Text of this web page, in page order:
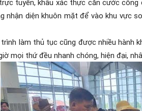
tuyến, khâu xác thực căn cước
nhận diện khuôn mặt để vào khu vực
làm thủ tục cũng được nhiều hành
mọi thứ đều nhanh chóng, hiện đại,